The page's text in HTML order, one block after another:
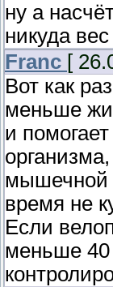
ну а
никуда
Franc [
Вот как
меньше
и
мышечной
время не
Если
меньше 40